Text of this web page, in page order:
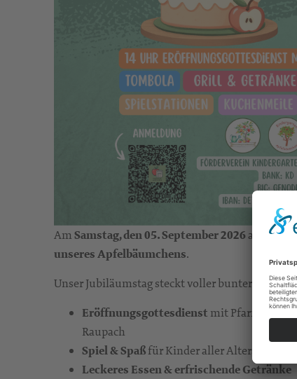
AmSamstag, den 05. September 2026 ab 14
unseres Apfelbäumchens.
Unser Jubiläumstag steckt voller bunter
Eröffnungsgottesdienst mit Pfarrer i.R.
Raupach
Spiel & Spaßfür Kinder aller Altersgruppen
Leckeres Essen & erfrischende Getränke